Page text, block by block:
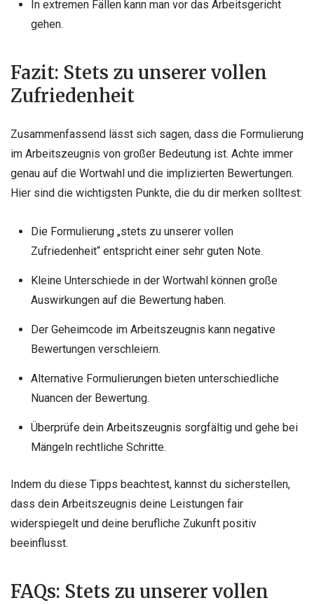
In extremen Fällen kann man vor das Arbeitsgericht
gehen.
Fazit: Stets zu unserer vollen
Zufriedenheit
Zusammenfassend lässt sich sagen, dass die Formulierung
im Arbeitszeugnis von großer Bedeutung ist. Achte immer
genau auf die Wortwahl und die implizierten Bewertungen.
Hier sind die wichtigsten Punkte, die du dir merken solltest:
Die Formulierung „stets zu unserer vollen
Zufriedenheit“ entspricht einer sehr guten Note.
Kleine Unterschiede in der Wortwahl können große
Auswirkungen auf die Bewertung haben.
Der Geheimcode im Arbeitszeugnis kann negative
Bewertungen verschleiern.
Alternative Formulierungen bieten unterschiedliche
Nuancen der Bewertung.
Überprüfe dein Arbeitszeugnis sorgfältig und gehe bei
Mängeln rechtliche Schritte.
Indem du diese Tipps beachtest, kannst du sicherstellen,
dass dein Arbeitszeugnis deine Leistungen fair
widerspiegelt und deine berufliche Zukunft positiv
beeinflusst.
FAQs: Stets zu unserer vollen